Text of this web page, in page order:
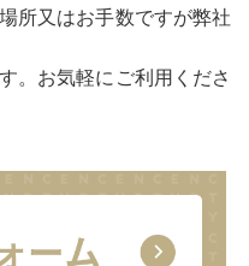
所又はお手数ですが弊社
。お気軽にご利用くださ